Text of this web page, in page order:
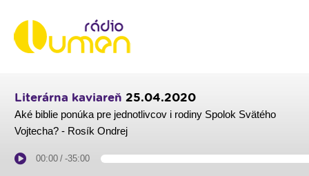
Literárna kaviareň 25.04.2020
Aké biblie ponúka pre jednotlivcov i rodiny Spolok Svätého
Vojtecha? - Rosík Ondrej
00:00 / -35:00